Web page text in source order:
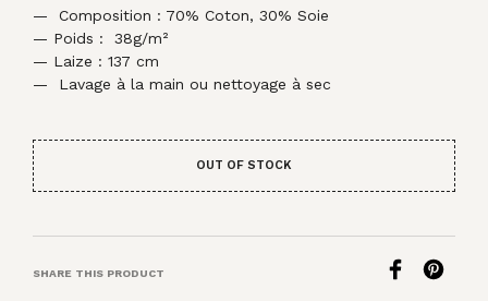
— Composition : 70% Coton, 30% Soie
— Poids : 38g/m²
— Laize : 137 cm
— Lavage à la main ou nettoyage à sec
OUT OF STOCK
SHARE THIS PRODUCT